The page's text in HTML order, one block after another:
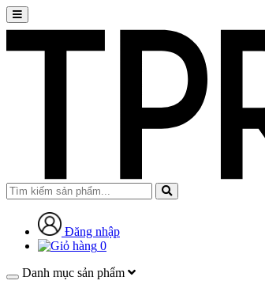
Đăng nhập
0
Danh mục sản phẩm